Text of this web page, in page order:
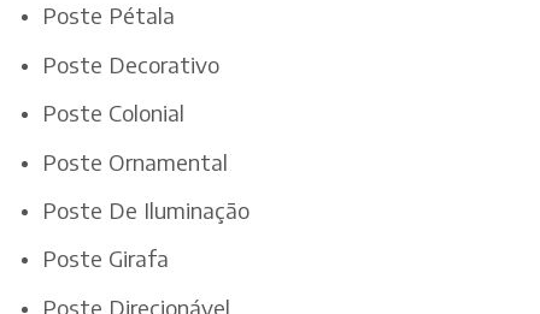
Poste Pétala
Poste Decorativo
Poste Colonial
Poste Ornamental
Poste De Iluminação
Poste Girafa
Poste Direcionável